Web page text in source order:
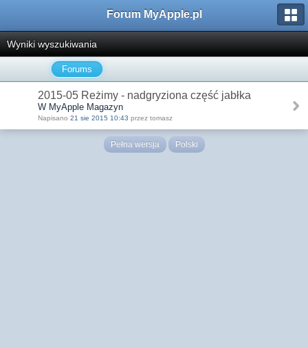
Forum MyApple.pl
Wyniki wyszukiwania
Forums
2015-05 Reżimy - nadgryziona część jabłka
W MyApple Magazyn
Napisano 21 sie 2015 10:43 przez tomasz
Pełna wersja Polski